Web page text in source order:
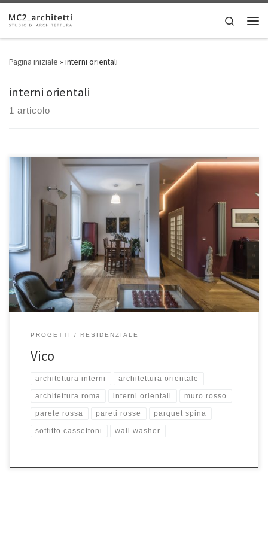
Skip to content
Search
Pagina iniziale » interni orientali
interni orientali
1 articolo
• Luogo: Roma, Italia • Dimensioni: 120 mq Proprietario di questa
signorile abitazione del centro storico è un celebre cantante rock
cinese da poco trasferitosi a Roma. Il desiderio suo e della sua
famiglia era quello di abitare in una casa di impronta classica romana
ma con richiami alla tradizione […]
PROGETTI RESIDENZIALE
Vico
architettura interni architettura orientale
architettura roma interni orientali muro rosso
parete rossa pareti rosse parquet spina
soffitto cassettoni wall washer